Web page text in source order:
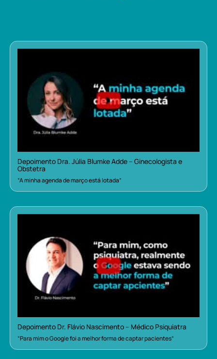
Depoimento Dra. Júlia Blumke Adde – Ginecologista e
Obstetra
“A minha agenda de março está lotada”
Depoimento Dr. Flávio Nascimento – Médico Psiquiatra
“Para mim o Google foi a melhor forma de captar pacientes”